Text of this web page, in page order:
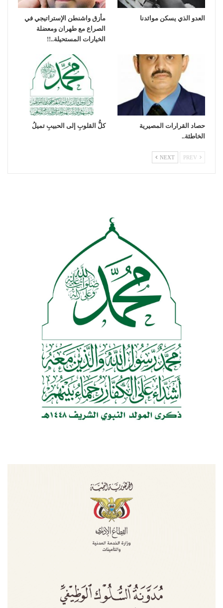
العدو الذي يسكن موائدنا
مأزق واشنطن الإستراتيجي في
الصراع مع طهران ومعضلة
الخيارات المستحيلة..!!
حصاد القرارات المصيرية
الخاطئة..
كلُّ القلوبِ إلى الحبيبِ تميلُ
NEXT